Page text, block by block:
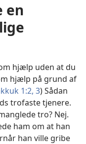
en
hjælp uden at du
hjælp på grund af
1:2, 3) Sådan
trofaste tjenere.
tro? Nej.
ham om at han
han ville gribe